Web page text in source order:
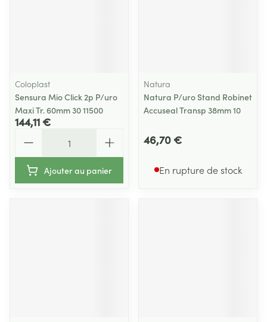
Coloplast
Sensura Mio Click 2p P/uro
Maxi Tr. 60mm 30 11500
144,11 €
Ajouter au panier
Natura
Natura P/uro Stand Robinet
Accuseal Transp 38mm 10
46,70 €
En rupture de stock